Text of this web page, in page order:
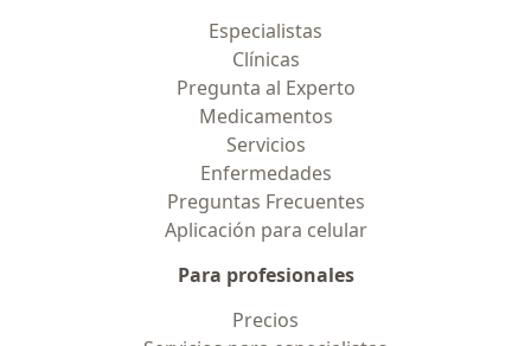
Especialistas
Clínicas
Pregunta al Experto
Medicamentos
Servicios
Enfermedades
Preguntas Frecuentes
Aplicación para celular
Para profesionales
Precios